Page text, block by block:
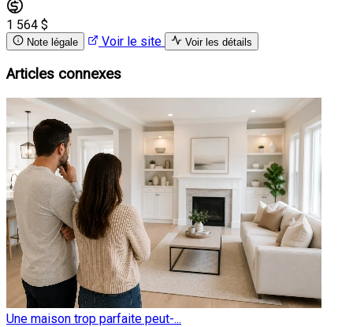
1 564 $
Note légale Voir le site Voir les détails
Articles connexes
Une maison trop parfaite peut-...